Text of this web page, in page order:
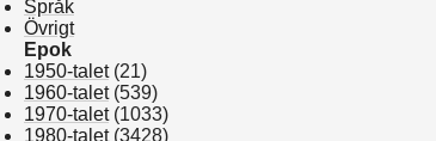
Språk
Övrigt
Epok
1950-talet(21)
1960-talet(539)
1970-talet(1033)
1980-talet(3428)